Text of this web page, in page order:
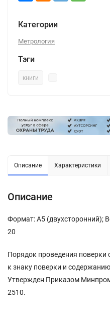
Категории
Метрология
Тэги
книги
Описание Характеристики
Описание
Формат: А5 (двухсторонний);
20
Порядок проведения поверки
к знаку поверки и
Утвержден Приказом
2510.